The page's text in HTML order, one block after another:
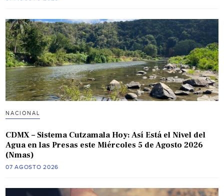
NACIONAL
CDMX – Sistema Cutzamala Hoy: Así Está el Nivel del
Agua en las Presas este Miércoles 5 de Agosto 2026
(Nmas)
07 AGOSTO 2026